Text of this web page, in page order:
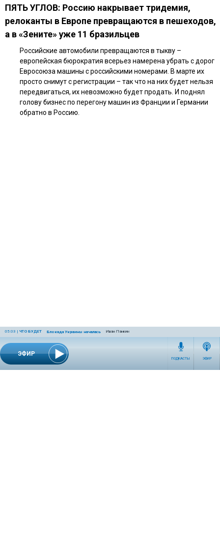
ЭФИР
05:03 | ЧТО БУДЕТ Блокада Украины началась Иван Панкин
ПОДКАСТЫ ЭФИР
ПЯТЬ УГЛОВ: Россию накрывает тридемия,
релоканты в Европе превращаются в пешеходов,
а в «Зените» уже 11 бразильцев
Российские автомобили превращаются в тыкву –
европейская бюрократия всерьез намерена убрать с дорог
Евросоюза машины с российскими номерами. В марте их
просто снимут с регистрации – так что на них будет нельзя
передвигаться, их невозможно будет продать. И поднял
голову бизнес по перегону машин из Франции и Германии
обратно в Россию.